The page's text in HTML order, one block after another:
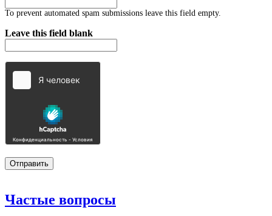
To prevent automated spam submissions leave this field empty.
Leave this field blank
Частые вопросы